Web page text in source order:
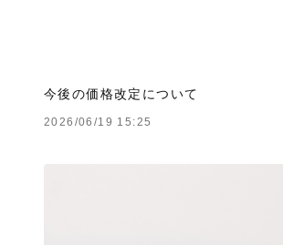
今後の価格改定について
2026/06/19 15:25